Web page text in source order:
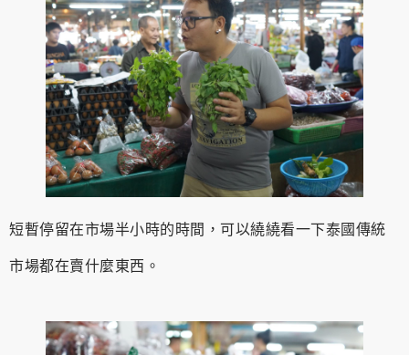
短暫停留在市場半小時的時間，可以繞繞看一下泰國傳統
市場都在賣什麼東西。